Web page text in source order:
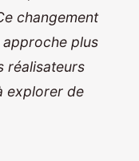
changement
plus
réalisateurs
explorer de